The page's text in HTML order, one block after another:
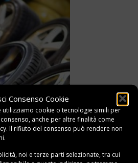
Consenso Cookie
cookie o tecnologie simili per
anche per altre finalità come
. Il rifiuto del consenso può rendere non
noi e terze parti selezionate, tra cui
marche di pneumatici